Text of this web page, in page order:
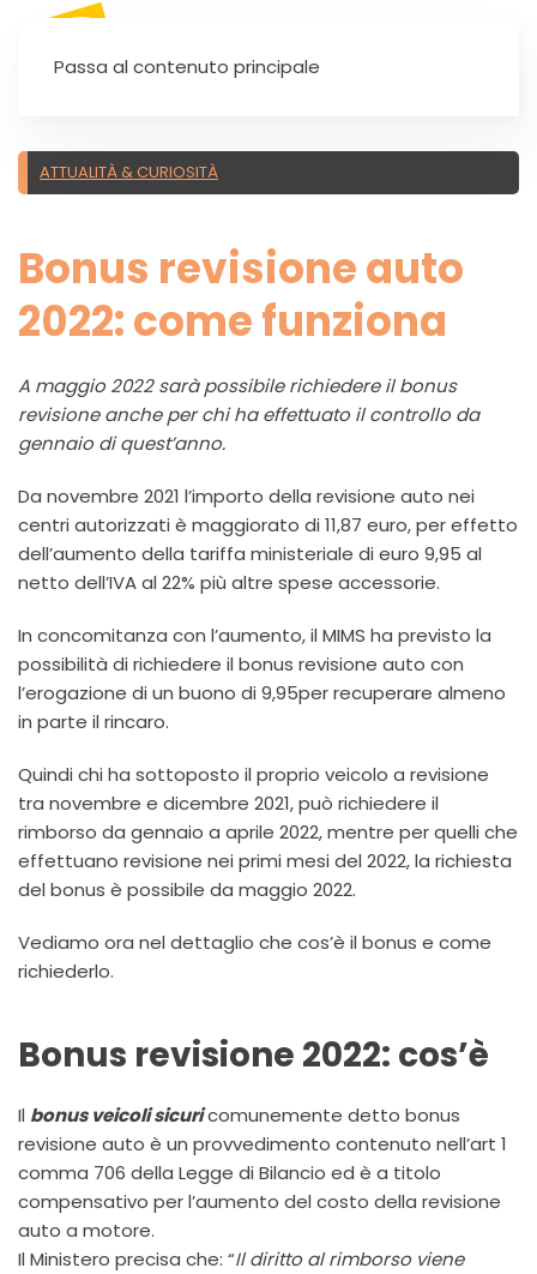
Passa al contenuto principale
ATTUALITÀ & CURIOSITÀ
Bonus revisione auto
2022: come funziona
A maggio 2022 sarà possibile richiedere il bonus
revisione anche per chi ha effettuato il controllo da
gennaio di quest’anno.
Da novembre 2021 l’importo della revisione auto nei
centri autorizzati è maggiorato di 11,87 euro, per effetto
dell’aumento della tariffa ministeriale di euro 9,95 al
netto dell’IVA al 22% più altre spese accessorie.
In concomitanza con l’aumento, il MIMS ha previsto la
possibilità di richiedere il bonus revisione auto con
l’erogazione di un buono di 9,95per recuperare almeno
in parte il rincaro.
Quindi chi ha sottoposto il proprio veicolo a revisione
tra novembre e dicembre 2021, può richiedere il
rimborso da gennaio a aprile 2022, mentre per quelli che
effettuano revisione nei primi mesi del 2022, la richiesta
del bonus è possibile da maggio 2022.
Vediamo ora nel dettaglio che cos’è il bonus e come
richiederlo.
Bonus revisione 2022: cos’è
Il bonus veicoli sicuricomunemente detto bonus
revisione auto è un provvedimento contenuto nell’art 1
comma 706 della Legge di Bilancio ed è a titolo
compensativo per l’aumento del costo della revisione
auto a motore.
Il Ministero precisa che: “Il diritto al rimborso viene